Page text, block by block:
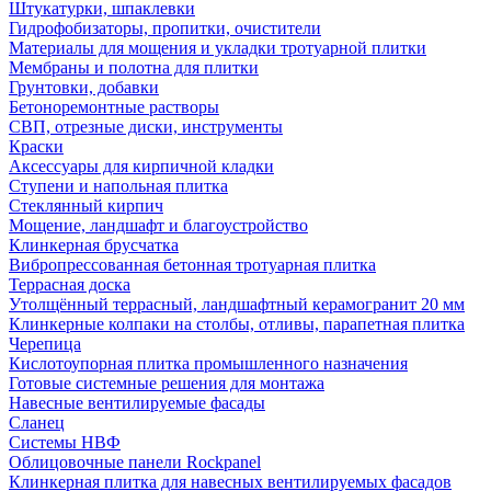
Штукатурки, шпаклевки
Гидрофобизаторы, пропитки, очистители
Материалы для мощения и укладки тротуарной плитки
Мембраны и полотна для плитки
Грунтовки, добавки
Бетоноремонтные растворы
СВП, отрезные диски, инструменты
Краски
Аксессуары для кирпичной кладки
Ступени и напольная плитка
Cтеклянный кирпич
Мощение, ландшафт и благоустройство
Клинкерная брусчатка
Вибропрессованная бетонная тротуарная плитка
Террасная доска
Утолщённый террасный, ландшафтный керамогранит 20 мм
Клинкерные колпаки на столбы, отливы, парапетная плитка
Черепица
Кислотоупорная плитка промышленного назначения
Готовые системные решения для монтажа
Навесные вентилируемые фасады
Сланец
Системы НВФ
Облицовочные панели Rockpanel
Клинкерная плитка для навесных вентилируемых фасадов